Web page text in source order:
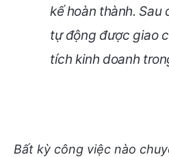
kế hoàn thành. Sau
tự động được giao
tích kinh doanh
Bất kỳ công việc nào